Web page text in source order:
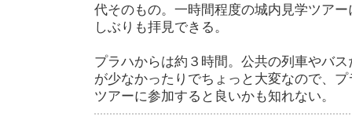
代そのもの。一時間程度の城内見学ツア
しぶりも拝見できる。
プラハからは約３時間。公共の列車やバ
が少なかったりでちょっと大変なので、
ツアーに参加すると良いかも知れない。